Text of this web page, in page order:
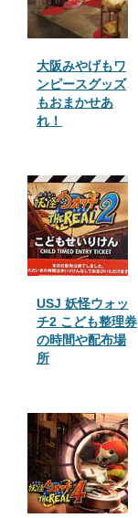
大阪みやげもワ
ンピースグッズ
もおまかせあ
れ！
USJ 妖怪ウォッ
チ2 こども整理券
の時間や配布場
所